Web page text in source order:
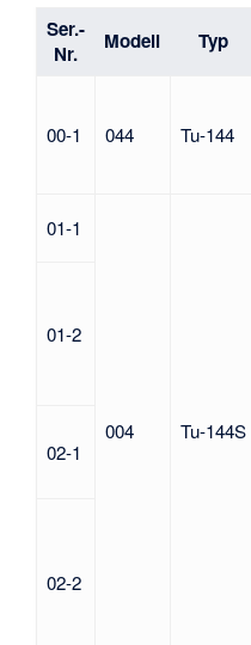
Ser.-
Nr.
Modell Typ
00-1 044 Tu-144
01-1
004 Tu-144S
01-2
02-1
02-2